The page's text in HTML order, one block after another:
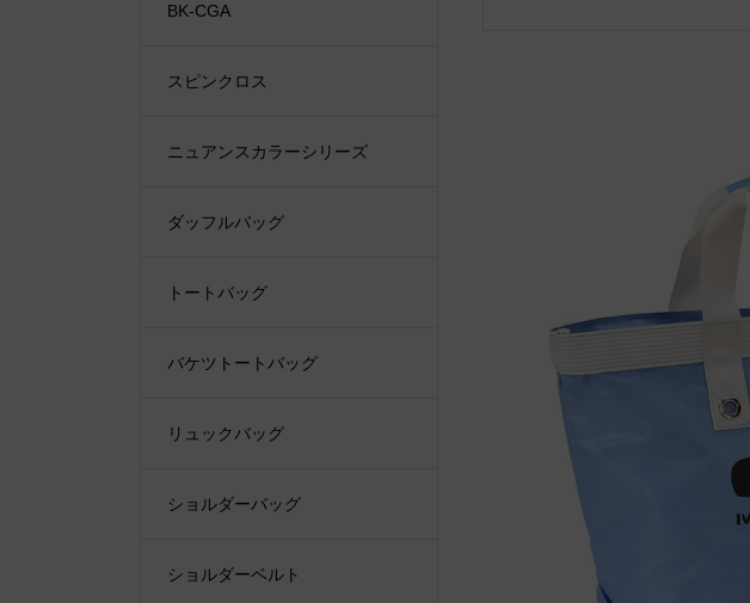
BK-CGA
スピンクロス
ニュアンスカラーシリーズ
ダッフルバッグ
トートバッグ
バケツトートバッグ
リュックバッグ
ショルダーバッグ
ショルダーベルト